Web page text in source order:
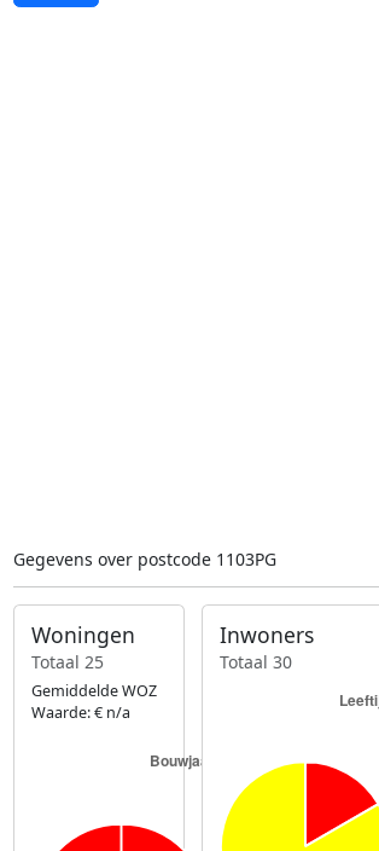
Gegevens over postcode 1103PG
Woningen
Totaal 25
Gemiddelde WOZ
Waarde: € n/a
Inwoners
Totaal 30